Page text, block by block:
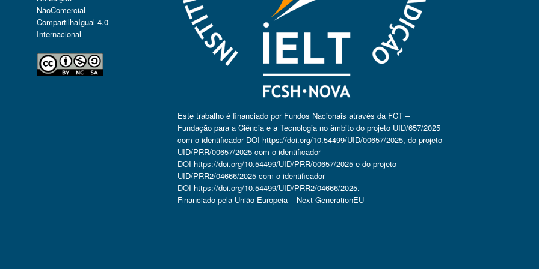
NãoComercial-
CompartilhaIgual 4.0
Internacional
Este trabalho é financiado por Fundos Nacionais através da FCT –
Fundação para a Ciência e a Tecnologia no âmbito do projeto UID/657/2025
com o identificador DOI https://doi.org/10.54499/UID/00657/2025, do projeto
UID/PRR/00657/2025 com o identificador
DOI https://doi.org/10.54499/UID/PRR/00657/2025e do projeto
UID/PRR2/04666/2025 com o identificador
DOI https://doi.org/10.54499/UID/PRR2/04666/2025.
Financiado pela União Europeia – Next GenerationEU